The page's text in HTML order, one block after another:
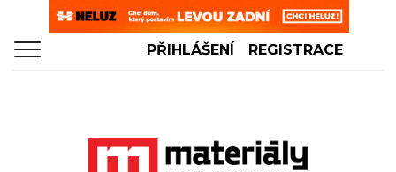
PŘIHLÁŠENÍ REGISTRACE